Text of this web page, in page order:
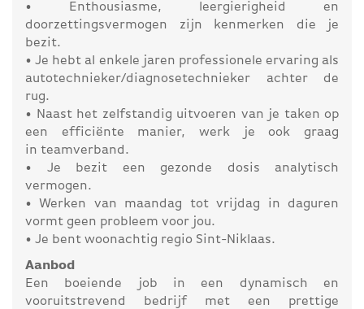
• Enthousiasme, leergierigheid en
doorzettingsvermogen zijn kenmerken die je
bezit.
• Je hebt al enkele jaren professionele ervaring als
autotechnieker/diagnosetechnieker achter de
rug.
• Naast het zelfstandig uitvoeren van je taken op
een efficiënte manier, werk je ook graag
in teamverband.
• Je bezit een gezonde dosis analytisch
vermogen.
• Werken van maandag tot vrijdag in daguren
vormt geen probleem voor jou.
• Je bent woonachtig regio Sint-Niklaas.
Aanbod
Een boeiende job in een dynamisch en
vooruitstrevend bedrijf met een prettige